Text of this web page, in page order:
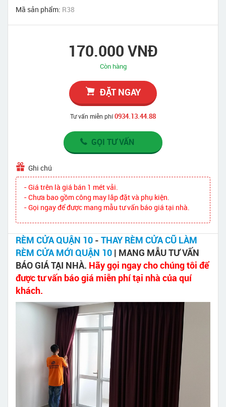
Mã sản phẩm: R38
170.000 VNĐ
Còn hàng
ĐẶT NGAY
Tư vấn miễn phí0934.13.44.88
GỌI TƯ VẤN
Ghi chú
- Giá trên là giá bán 1 mét vải.
- Chưa bao gồm công may lắp đặt và phụ kiện.
- Gọi ngay để được mang mẫu tư vấn báo giá tại nhà.
RÈM CỬA QUẬN 10 - THAY RÈM CỬA CŨ LÀM
RÈM CỬA MỚI QUẬN 10 | MANG MẪU TƯ VẤN
BÁO GIÁ TẠI NHÀ. Hãy gọi ngay cho chúng tôi để
được tư vấn báo giá miễn phí tại nhà của quí
khách.